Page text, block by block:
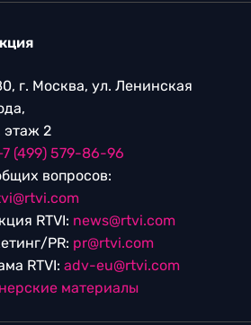
г. Москва, ул. Ленинская
этаж 2
(499) 579-86-96
вопросов:
RTVI: news@rtvi.com
PR: pr@rtvi.com
RTVI: adv-eu@rtvi.com
материалы